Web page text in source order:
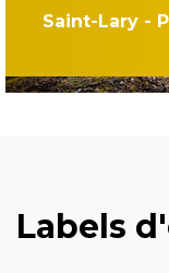
Saint-Lary -
Labels